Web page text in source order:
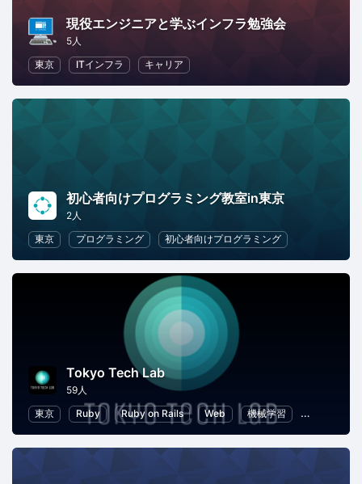
現役エンジニアと学ぶインフラ勉強会
5人
東京
ITインフラ キャリア
初心者向けプログラミング教室in東京
2人
東京
プログラミング 初心者向けプログラミング
Tokyo Tech Lab
59人
東京
Ruby Ruby on Rails Web 機械学習 ブロックチ